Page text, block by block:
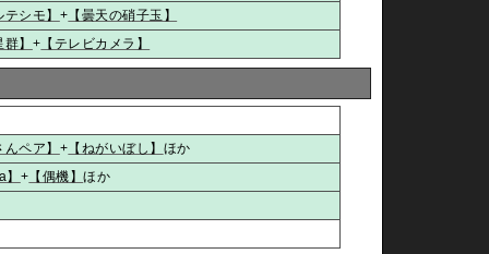
テシモ】 + 【曇天の硝子玉】
群】 + 【テレビカメラ】
んペア】 + 【ねがいぼし】 ほか
+ 【偶機】ほか